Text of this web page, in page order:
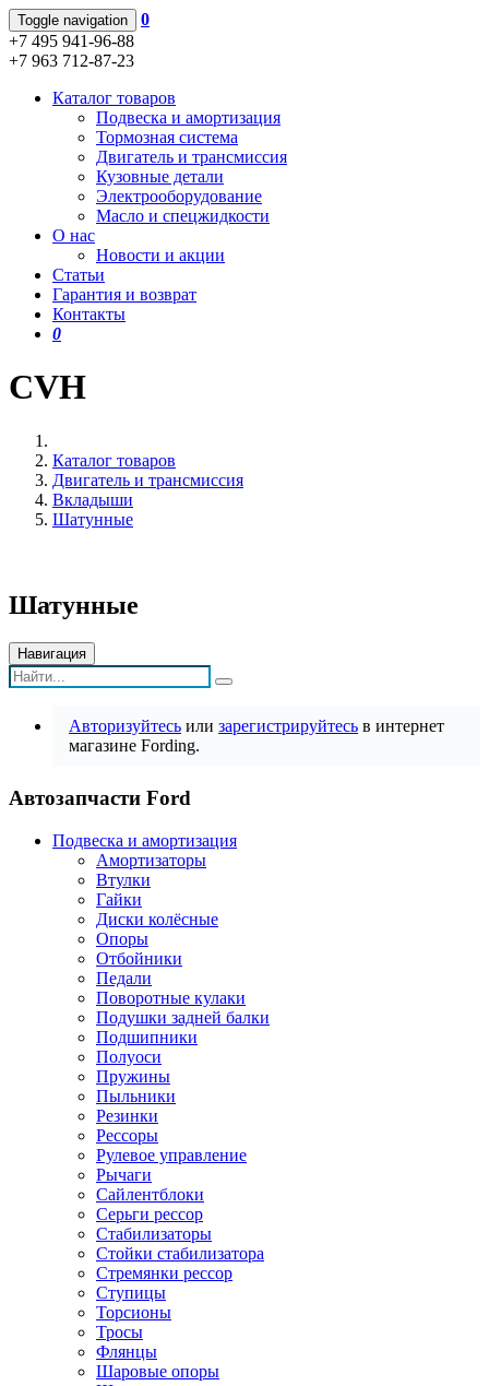
Toggle navigation
0
+7 495 941-96-88
+7 963 712-87-23
Каталог товаров
Подвеска и амортизация
Тормозная система
Двигатель и трансмиссия
Кузовные детали
Электрооборудование
Масло и спецжидкости
О нас
Новости и акции
Статьи
Гарантия и возврат
Контакты
0
CVH
Каталог товаров
Двигатель и трансмиссия
Вкладыши
Шатунные
Шатунные
Навигация
Авторизуйтесь или зарегистрируйтесь в интернет
магазине Fording.
Автозапчасти Ford
Подвеска и амортизация
Амортизаторы
Втулки
Гайки
Диски колёсные
Опоры
Отбойники
Педали
Поворотные кулаки
Подушки задней балки
Подшипники
Полуоси
Пружины
Пыльники
Резинки
Рессоры
Рулевое управление
Рычаги
Сайлентблоки
Серьги рессор
Стабилизаторы
Стойки стабилизатора
Стремянки рессор
Ступицы
Торсионы
Тросы
Флянцы
Шаровые опоры